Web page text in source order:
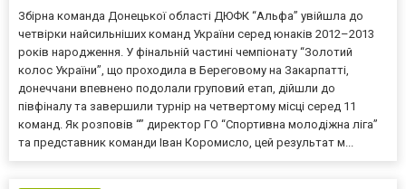
Збірна команда Донецької області ДЮФК “Альфа” увійшла до
четвірки найсильніших команд України серед юнаків 2012–2013
років народження. У фінальній частині чемпіонату “Золотий
колос України”, що проходила в Береговому на Закарпатті,
донеччани впевнено подолали груповий етап, дійшли до
півфіналу та завершили турнір на четвертому місці серед 11
команд. Як розповів “” директор ГО “Спортивна молодіжна ліга”
та представник команди Іван Коромисло, цей результат м...